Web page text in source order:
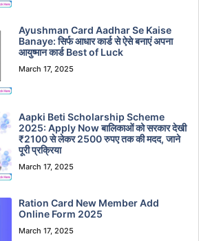
Ayushman Card Aadhar Se Kaise
Banaye: सिर्फ आधार कार्ड से ऐसे बनाएं अपना
आयुष्मान कार्ड Best of Luck
March 17, 2025
Aapki Beti Scholarship Scheme
2025: Apply Now बालिकाओं को सरकार देखी
₹2100 से लेकर 2500 रुपए तक की मदद, जाने
पूरी प्रक्रिया
March 17, 2025
Ration Card New Member Add
Online Form 2025
March 17, 2025